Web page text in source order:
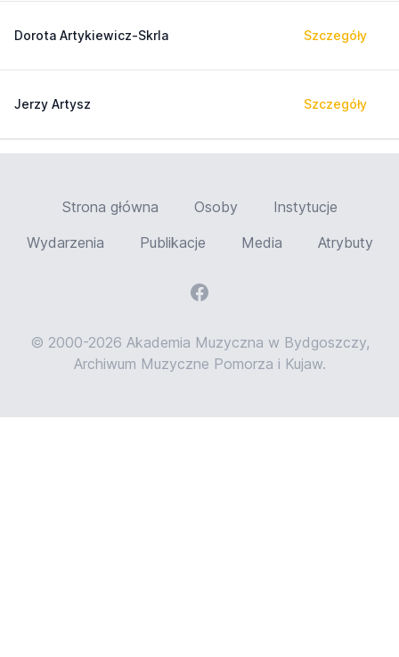
Dorota Artykiewicz-Skrla Szczegóły
Jerzy Artysz Szczegóły
Strona główna Osoby
Instytucje
Wydarzenia
Publikacje Media Atrybuty
© 2000-2026 Akademia Muzyczna w Bydgoszczy,
Archiwum Muzyczne Pomorza i Kujaw.